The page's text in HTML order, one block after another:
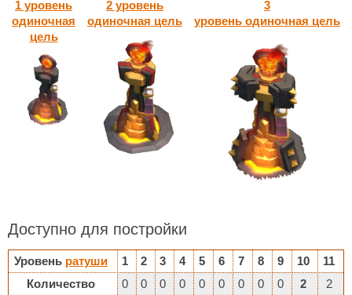
1 уровень
одиночная
цель
2 уровень
одиночная цель
3
уровень одиночная цель
Доступно для постройки
Уровень ратуши 1 2 3 4 5 6 7 8 9 10
11
Количество
0 0 0 0 0 0 0 0 0 2 2